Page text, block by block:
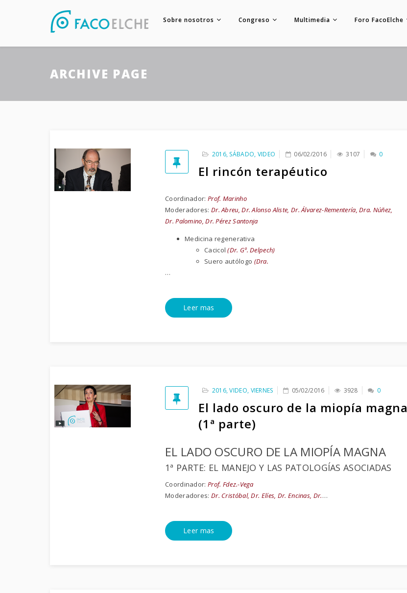
Sobre nosotros Congreso Multimedia Foro FacoElche
ARCHIVE PAGE
2016, SÁBADO, VIDEO 06/02/2016 3107 0
El rincón terapéutico
Coordinador: Prof. Marinho
Moderadores: Dr. Abreu, Dr. Alonso Aliste, Dr. Álvarez-Rementería, Dra. Núñez,
Dr. Palomino, Dr. Pérez Santonja
Medicina regenerativa
Cacicol(Dr. Gª. Delpech)
Suero autólogo (Dra.
…
Leer mas
2016,VIDEO, VIERNES 05/02/2016 3928 0
El lado oscuro de la miopía magna
(1ª parte)
EL LADO OSCURO DE LA MIOPÍA MAGNA
1ª PARTE: EL MANEJO Y LAS PATOLOGÍAS ASOCIADAS
Coordinador: Prof. Fdez.-Vega
Moderadores: Dr. Cristóbal, Dr. Elíes, Dr. Encinas, Dr.…
Leer mas